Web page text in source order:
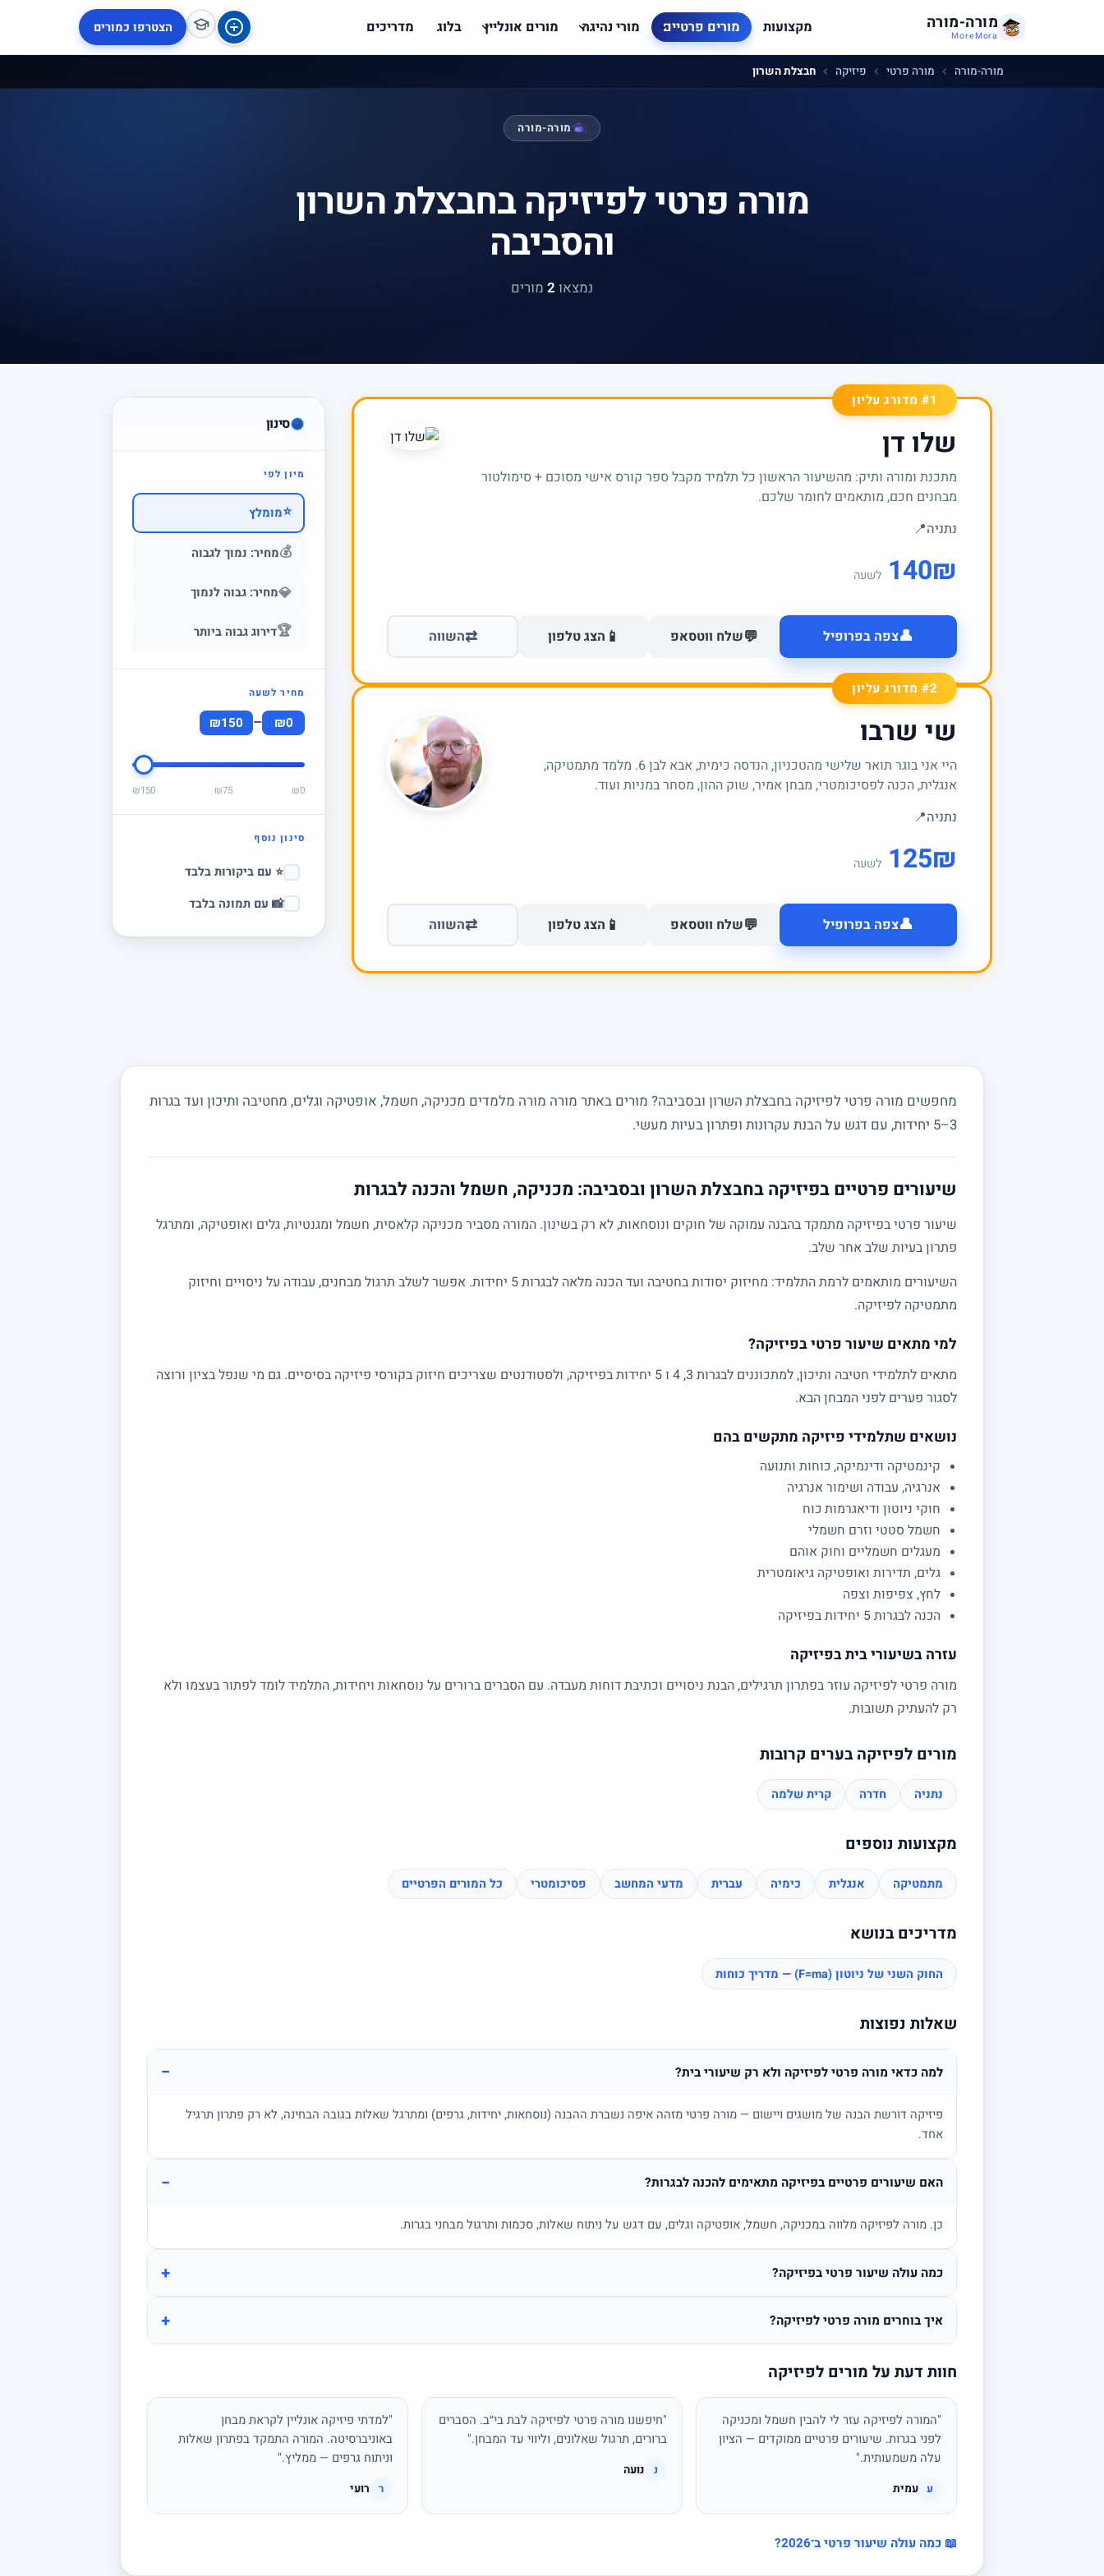
מורה-מורה
MoreMora מקצועות מורים פרטיים מורי נהיגה מורים אונליין בלוג מדריכים הצטרפו כמורים
מורה-מורה מורה פרטי פיזיקה חבצלת השרון
מורה-מורה
מורה פרטי לפיזיקה בחבצלת השרון
והסביבה
נמצאו 2 מורים
סינון
מיון לפי
⭐מומלץ
💰מחיר: נמוך לגבוה
💎מחיר: גבוה לנמוך
🏆דירוג גבוה ביותר
מחיר לשעה
₪0
–
₪150
₪0
₪75
₪150
סינון נוסף
⭐ עם ביקורות בלבד
📸 עם תמונה בלבד
#1 מדורג עליון
שלו דן
מתכנת ומורה ותיק: מהשיעור הראשון כל תלמיד מקבל ספר קורס אישי מסוכם + סימולטור
מבחנים חכם, מותאמים לחומר שלכם.
נתניה📍
₪
140 לשעה
👤צפה בפרופיל 💬שלח ווטסאפ 📱 הצג טלפון ⇄השווה
#2 מדורג עליון
שי שרבו
היי אני בוגר תואר שלישי מהטכניון, הנדסה כימית, אבא לבן 6. מלמד מתמטיקה,
אנגלית, הכנה לפסיכומטרי, מבחן אמיר, שוק ההון, מסחר במניות ועוד.
נתניה📍
₪
125 לשעה
👤צפה בפרופיל 💬שלח ווטסאפ 📱 הצג טלפון ⇄השווה
מחפשים מורה פרטי לפיזיקה בחבצלת השרון ובסביבה? מורים באתר מורה מורה מלמדים מכניקה, חשמל, אופטיקה וגלים, מחטיבה ותיכון ועד בגרות
3–5 יחידות, עם דגש על הבנת עקרונות ופתרון בעיות מעשי.
שיעורים פרטיים בפיזיקה בחבצלת השרון ובסביבה: מכניקה, חשמל והכנה לבגרות
שיעור פרטי בפיזיקה מתמקד בהבנה עמוקה של חוקים ונוסחאות, לא רק בשינון. המורה מסביר מכניקה קלאסית, חשמל ומגנטיות, גלים ואופטיקה, ומתרגל
פתרון בעיות שלב אחר שלב.
השיעורים מותאמים לרמת התלמיד: מחיזוק יסודות בחטיבה ועד הכנה מלאה לבגרות 5 יחידות. אפשר לשלב תרגול מבחנים, עבודה על ניסויים וחיזוק
מתמטיקה לפיזיקה.
למי מתאים שיעור פרטי בפיזיקה?
מתאים לתלמידי חטיבה ותיכון, למתכוננים לבגרות 3, 4 ו 5 יחידות בפיזיקה, ולסטודנטים שצריכים חיזוק בקורסי פיזיקה בסיסיים. גם מי שנפל בציון ורוצה
לסגור פערים לפני המבחן הבא.
נושאים שתלמידי פיזיקה מתקשים בהם
קינמטיקה ודינמיקה, כוחות ותנועה
אנרגיה, עבודה ושימור אנרגיה
חוקי ניוטון ודיאגרמות כוח
חשמל סטטי וזרם חשמלי
מעגלים חשמליים וחוק אוהם
גלים, תדירות ואופטיקה גיאומטרית
לחץ, צפיפות וצפה
הכנה לבגרות 5 יחידות בפיזיקה
עזרה בשיעורי בית בפיזיקה
מורה פרטי לפיזיקה עוזר בפתרון תרגילים, הבנת ניסויים וכתיבת דוחות מעבדה. עם הסברים ברורים על נוסחאות ויחידות, התלמיד לומד לפתור בעצמו ולא
רק להעתיק תשובות.
מורים לפיזיקה בערים קרובות
נתניה חדרה קרית שלמה
מקצועות נוספים
מתמטיקה אנגלית כימיה עברית מדעי המחשב פסיכומטרי כל המורים הפרטיים
מדריכים בנושא
החוק השני של ניוטון (F=ma) — מדריך כוחות
שאלות נפוצות
למה כדאי מורה פרטי לפיזיקה ולא רק שיעורי בית? −
פיזיקה דורשת הבנה של מושגים ויישום — מורה פרטי מזהה איפה נשברת ההבנה (נוסחאות, יחידות, גרפים) ומתרגל שאלות בגובה הבחינה, לא רק פתרון תרגיל
אחד.
האם שיעורים פרטיים בפיזיקה מתאימים להכנה לבגרות? −
כן. מורה לפיזיקה מלווה במכניקה, חשמל, אופטיקה וגלים, עם דגש על ניתוח שאלות, סכמות ותרגול מבחני בגרות.
כמה עולה שיעור פרטי בפיזיקה? +
איך בוחרים מורה פרטי לפיזיקה? +
חוות דעת על מורים לפיזיקה
"המורה לפיזיקה עזר לי להבין חשמל ומכניקה
לפני בגרות. שיעורים פרטיים ממוקדים — הציון
עלה משמעותית."
ע עמית
"חיפשנו מורה פרטי לפיזיקה לבת בי״ב. הסברים
ברורים, תרגול שאלונים, וליווי עד המבחן."
נ נועה
"למדתי פיזיקה אונליין לקראת מבחן
באוניברסיטה. המורה התמקד בפתרון שאלות
וניתוח גרפים — ממליץ."
ר רועי
📖 כמה עולה שיעור פרטי ב־2026?